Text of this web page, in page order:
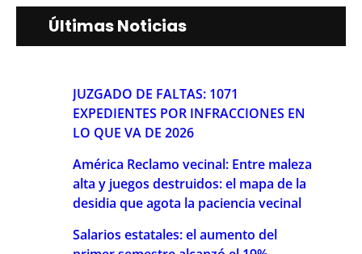
Últimas Noticias
JUZGADO DE FALTAS: 1071
EXPEDIENTES POR INFRACCIONES EN
LO QUE VA DE 2026
América Reclamo vecinal: Entre maleza
alta y juegos destruidos: el mapa de la
desidia que agota la paciencia vecinal
Salarios estatales: el aumento del